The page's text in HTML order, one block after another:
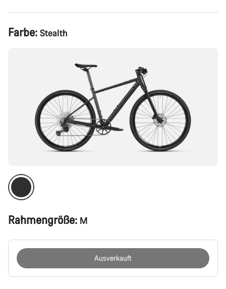
Produktkonfiguration
Farbe: Stealth
Rahmengröße: M
Ausverkauft